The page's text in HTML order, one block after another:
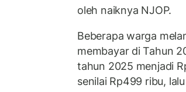
oleh naiknya NJOP.
Beberapa warga
membayar di Tahun
tahun 2025 menjadi
senilai Rp499 ribu,